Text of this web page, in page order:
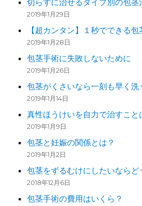
切らずに治せるタイプ別の包茎
2019年1月29日
【超カンタン】１秒でできる
2019年1月28日
包茎手術に失敗しないために
2019年1月26日
包茎がくさいなら一刻も早く洗
2019年1月14日
真性ほうけいを自力で治すこと
2019年1月9日
包茎と妊娠の関係とは？
2019年1月2日
包茎をずるむけにしたいならど
2018年12月6日
包茎手術の費用はいくら？